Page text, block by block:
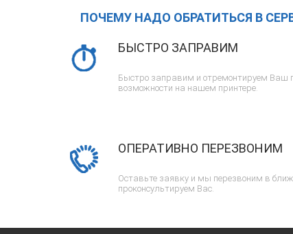
ПОЧЕМУ НАДО ОБРАТИТЬСЯ В
БЫСТРО ЗАПРАВИМ
Быстро заправим и отремонтируем Ваш
возможности на нашем принтере.
ОПЕРАТИВНО ПЕРЕЗВОНИМ
Оставьте заявку и мы перезвоним в
проконсультируем Вас.